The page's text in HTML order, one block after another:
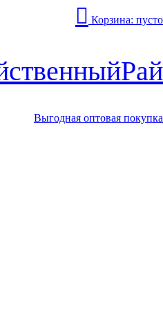
Корзина: пусто
Рай
Выгодная оптовая покупка